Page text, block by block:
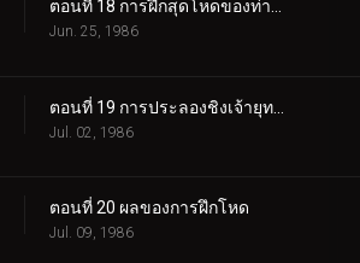
ตอนที่ 18 การฝึกสุดโหดของท่านผู้เฒ่าเต่า
Jun. 25, 1986
Jul. 02, 1986
ตอนที่ 20 ผลของการฝึกโหด
Jul. 09, 1986